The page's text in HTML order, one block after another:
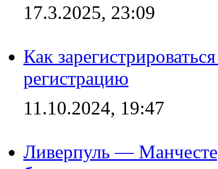
17.3.2025, 23:09
Как
регистрацию
11.10.2024, 19:47
Ливерпуль —